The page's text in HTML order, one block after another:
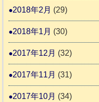
2018年2月 (29)
2018年1月 (30)
2017年12月 (32)
2017年11月 (31)
2017年10月 (34)